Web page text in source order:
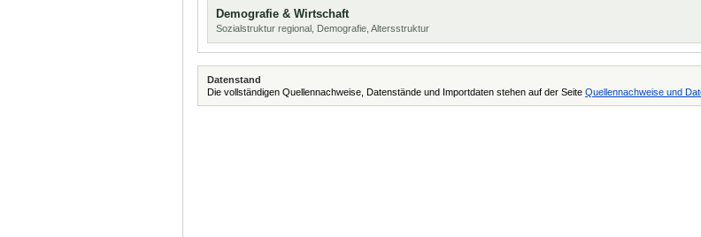
Demografie & Wirtschaft
Sozialstruktur regional, Demografie, Altersstruktur
Datenstand
Die vollständigen Quellennachweise, Datenstände und Importdaten stehen auf der Seite Quellennachweise und